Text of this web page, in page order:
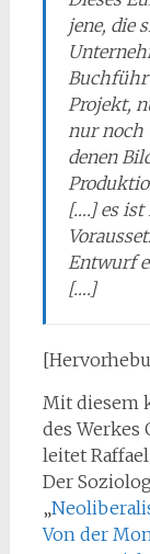
jene, die
Projekt,
nur noch
denen
[….] es ist
Entwurf
[….]
Mit diesem
des Werkes
leitet
Der
„
Von der